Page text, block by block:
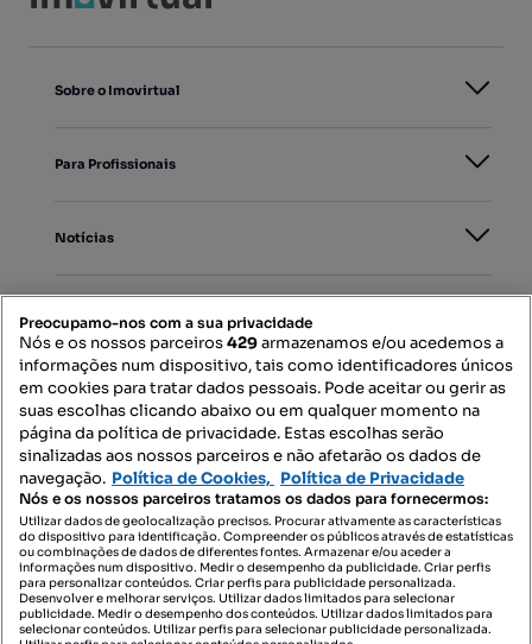
Sobre o Imovirtual
Para Profissionais
Notícias
Mapa do Site
Contacte-nos
SIGA-NOS:
DESCARREGAR NA:
Preocupamo-nos com a sua privacidade
Nós e os nossos parceiros429armazenamos e/ou acedemos a
informações num dispositivo, tais como identificadores únicos
em cookies para tratar dados pessoais. Pode aceitar ou gerir as
suas escolhas clicando abaixo ou em qualquer momento na
página da política de privacidade. Estas escolhas serão
sinalizadas aos nossos parceiros e não afetarão os dados de
navegação. Política de Cookies, Política de Privacidade
Nós e os nossos parceiros tratamos os dados para fornecermos:
Utilizar dados de geolocalização precisos. Procurar ativamente as características
do dispositivo para identificação. Compreender os públicos através de estatísticas
ou combinações de dados de diferentes fontes. Armazenar e/ou aceder a
informações num dispositivo. Medir o desempenho da publicidade. Criar perfis
para personalizar conteúdos. Criar perfis para publicidade personalizada.
Desenvolver e melhorar serviços. Utilizar dados limitados para selecionar
publicidade. Medir o desempenho dos conteúdos. Utilizar dados limitados para
selecionar conteúdos. Utilizar perfis para selecionar publicidade personalizada.